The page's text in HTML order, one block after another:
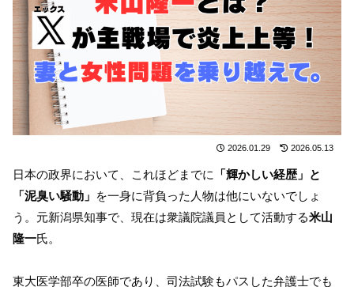
2026.01.29 2026.05.13
日本の政界において、これほどまでに
「輝かしい経歴」と
「泥臭い騒動」 を一身に背負った人物は他にいないでしょ
う。元新潟県知事で、現在は衆議院議員として活動する米山
隆一氏。
東大医学部卒の医師であり、司法試験もパスした弁護士でも